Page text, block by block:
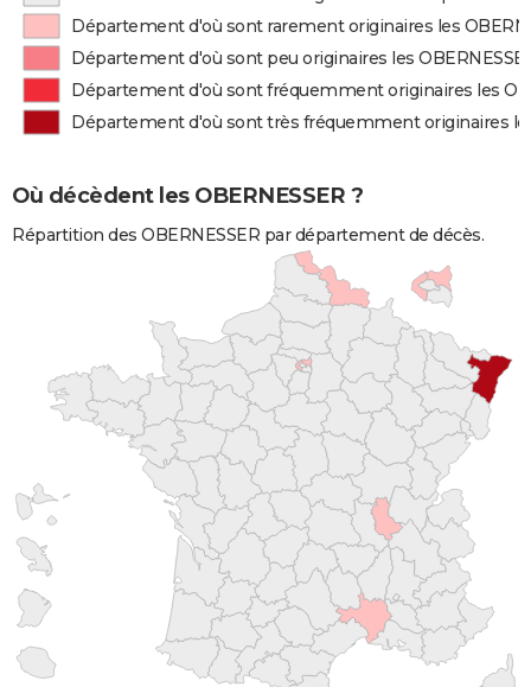
Département d'où sont rarement originaires les
Département d'où sont peu originaires les
Département d'où sont fréquemment originaires les
Département d'où sont très fréquemment originaires
Où décèdent les OBERNESSER ?
Répartition des OBERNESSER par département de décès.